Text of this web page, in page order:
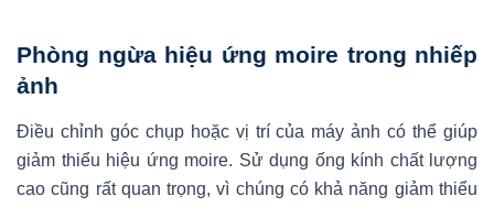
Phòng ngừa hiệu ứng moire trong nhiếp
ảnh
Điều chỉnh góc chụp hoặc vị trí của máy ảnh có thể giúp
giảm thiểu hiệu ứng moire. Sử dụng ống kính chất lượng
cao cũng rất quan trọng, vì chúng có khả năng giảm thiểu